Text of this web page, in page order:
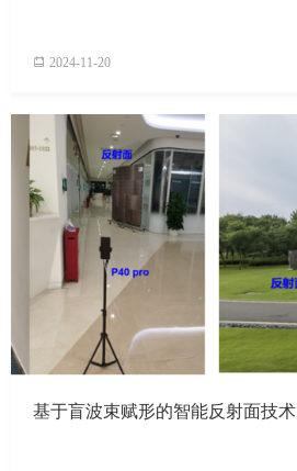
2024-11-20
基于盲波束赋形的智能反射面技术